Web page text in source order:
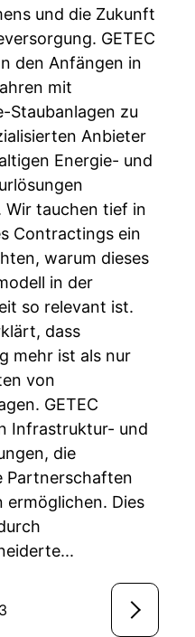
und die Zukunft
GETEC
den Anfängen in
mit
Staubanlagen zu
Anbieter
Energie- und
Wir tauchen tief in
Contractings ein
warum dieses
in der
so relevant ist.
dass
mehr ist als nur
von
GETEC
Infrastruktur- und
die
Partnerschaften
ermöglichen. Dies